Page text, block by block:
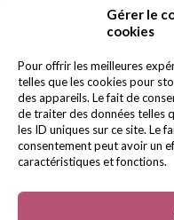
Gérer le
cookies
Pour offrir les meilleures
telles que les cookies pour
des appareils. Le fait de
de traiter des données telles
les ID uniques sur ce site. Le
consentement peut avoir un
caractéristiques et fonctions.